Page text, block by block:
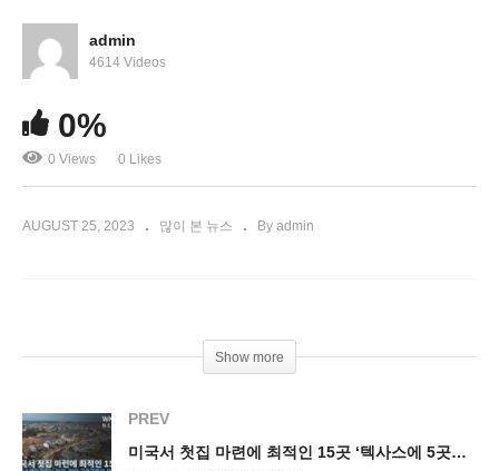
후, 새 코로나 백신 9월 중순’
admin
4614 Videos
0%
0 Views 0 Likes
AUGUST 25, 2023 많이 본 뉴스 By admin
Show more
PREV
미국서 첫집 마련에 최적인 15곳 ‘텍사스에 5곳이나 위치, 한인 거주지들은 하위권’